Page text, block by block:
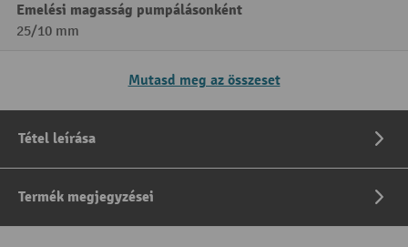
Emelési magasság pumpálásonként
25/10 mm
Mutasd meg az összeset
Tétel leírása
Termék megjegyzései